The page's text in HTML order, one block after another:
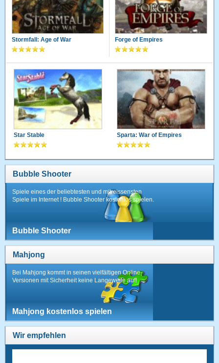
Stormfall: Age of War Forge of Empires
Star Stable Sparta: War of Empires
Bubble Shooter
Spiele eines der beliebtesten und mitreissensten
Spiele im Internet ! Bubble Shooter kostenlos spielen.
Bubble Shooter
Mahjong
Bei Mahjong kommt in seinen vielfältigen Online-
Versionen mit Sicherheit keine Langeweile auf!
Mahjong kostenlos spielen
Wir empfehlen